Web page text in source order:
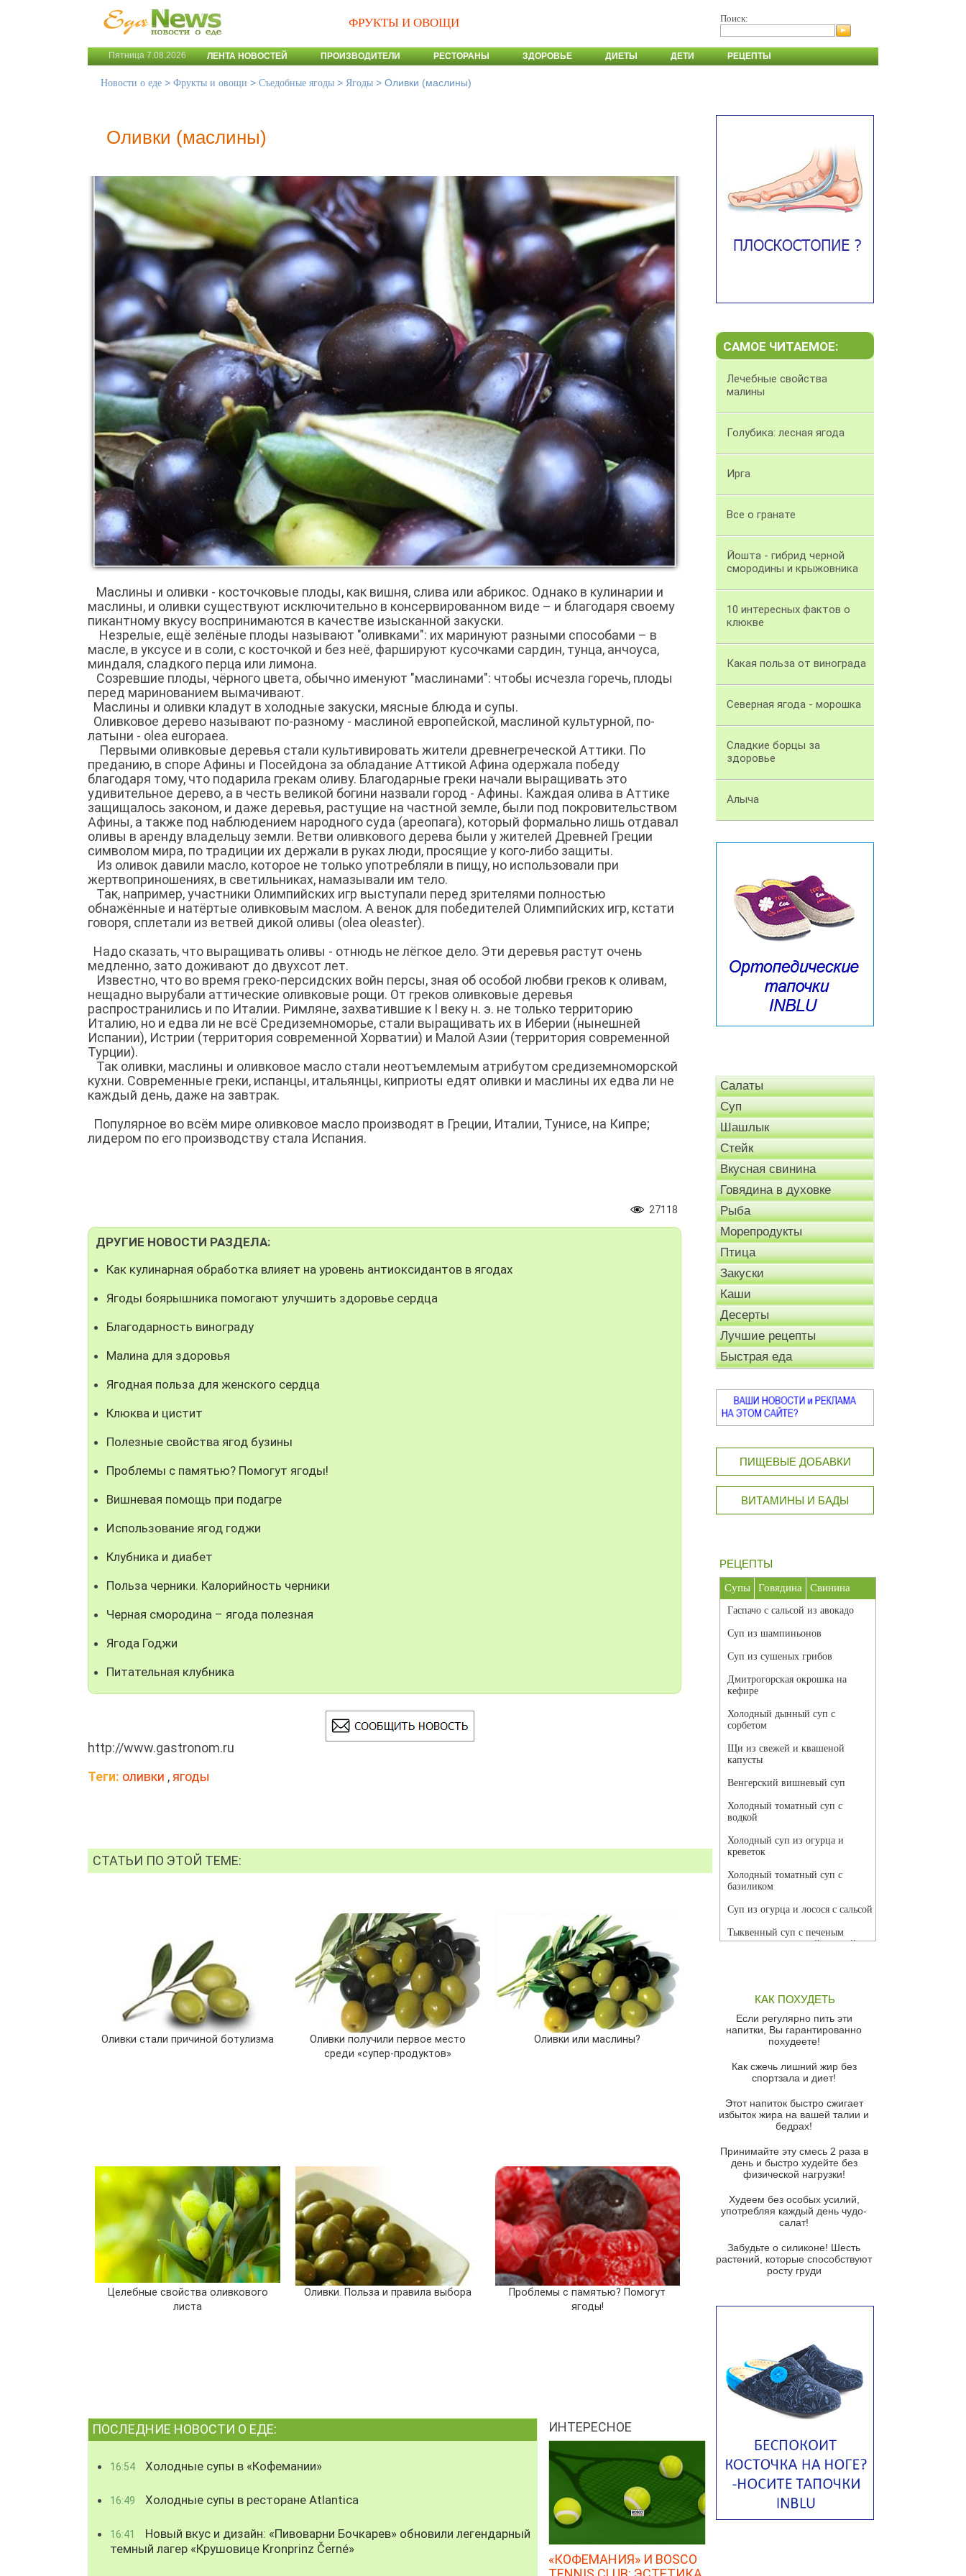
ФРУКТЫ И ОВОЩИ Поиск:
Пятница 7.08.2026 ЛЕНТА НОВОСТЕЙ ПРОИЗВОДИТЕЛИ РЕСТОРАНЫ ЗДОРОВЬЕ ДИЕТЫ ДЕТИ РЕЦЕПТЫ
Новости о еде > Фрукты и овощи > Съедобные ягоды > Ягоды > Оливки (маслины)
Оливки (маслины)
Маслины и оливки - косточковые плоды, как вишня, слива или абрикос. Однако в кулинарии и
маслины, и оливки существуют исключительно в консервированном виде – и благодаря своему
пикантному вкусу воспринимаются в качестве изысканной закуски.
Незрелые, ещё зелёные плоды называют "оливками": их маринуют разными способами – в
масле, в уксусе и в соли, с косточкой и без неё, фаршируют кусочками сардин, тунца, анчоуса,
миндаля, сладкого перца или лимона.
Созревшие плоды, чёрного цвета, обычно именуют "маслинами": чтобы исчезла горечь, плоды
перед маринованием вымачивают.
Маслины и оливки кладут в холодные закуски, мясные блюда и супы.
Оливковое дерево называют по-разному - маслиной европейской, маслиной культурной, по-
латыни - olea europaea.
Первыми оливковые деревья стали культивировать жители древнегреческой Аттики. По
преданию, в споре Афины и Посейдона за обладание Аттикой Афина одержала победу
благодаря тому, что подарила грекам оливу. Благодарные греки начали выращивать это
удивительное дерево, а в честь великой богини назвали город - Афины. Каждая олива в Аттике
защищалось законом, и даже деревья, растущие на частной земле, были под покровительством
Афины, а также под наблюдением народного суда (ареопага), который формально лишь отдавал
оливы в аренду владельцу земли. Ветви оливкового дерева были у жителей Древней Греции
символом мира, по традиции их держали в руках люди, просящие у кого-либо защиты.
Из оливок давили масло, которое не только употребляли в пищу, но использовали при
жертвоприношениях, в светильниках, намазывали им тело.
Так, например, участники Олимпийских игр выступали перед зрителями полностью
обнажённые и натёртые оливковым маслом. А венок для победителей Олимпийских игр, кстати
говоря, сплетали из ветвей дикой оливы (olea оleaster).
Надо сказать, что выращивать оливы - отнюдь не лёгкое дело. Эти деревья растут очень
медленно, зато доживают до двухсот лет.
Известно, что во время греко-персидских войн персы, зная об особой любви греков к оливам,
нещадно вырубали аттические оливковые рощи. От греков оливковые деревья
распространились и по Италии. Римляне, захватившие к I веку н. э. не только территорию
Италию, но и едва ли не всё Средиземноморье, стали выращивать их в Иберии (нынешней
Испании), Истрии (территория современной Хорватии) и Малой Азии (территория современной
Турции).
Так оливки, маслины и оливковое масло стали неотъемлемым атрибутом средиземноморской
кухни. Современные греки, испанцы, итальянцы, киприоты едят оливки и маслины их едва ли не
каждый день, даже на завтрак.
Популярное во всём мире оливковое масло производят в Греции, Италии, Тунисе, на Кипре;
лидером по его производству стала Испания.
27118
ДРУГИЕ НОВОСТИ РАЗДЕЛА:
Как кулинарная обработка влияет на уровень антиоксидантов в ягодах
Ягоды боярышника помогают улучшить здоровье сердца
Благодарность винограду
Малина для здоровья
Ягодная польза для женского сердца
Клюква и цистит
Полезные свойства ягод бузины
Проблемы с памятью? Помогут ягоды!
Вишневая помощь при подагре
Использование ягод годжи
Клубника и диабет
Польза черники. Калорийность черники
Черная смородина – ягода полезная
Ягода Годжи
Питательная клубника
http://www.gastronom.ru
Теги: оливки , ягоды
СТАТЬИ ПО ЭТОЙ ТЕМЕ:
Оливки стали причиной ботулизма
Оливки получили первое место
среди «супер-продуктов»
Оливки или маслины?
Целебные свойства оливкового
листа
Оливки. Польза и правила выбора
Проблемы с памятью? Помогут
ягоды!
ПОСЛЕДНИЕ НОВОСТИ О ЕДЕ:
16:54 Холодные супы в «Кофемании»
16:49 Холодные супы в ресторане Atlantica
16:41
Новый вкус и дизайн: «Пивоварни Бочкарев» обновили легендарный
темный лагер «Крушовице Kronprinz Černé»
ИНТЕРЕСНОЕ
«КОФЕМАНИЯ» И BOSCO
САМОЕ ЧИТАЕМОЕ:
Лечебные свойства
малины
Голубика: лесная ягода
Ирга
Все о гранате
Йошта - гибрид черной
смородины и крыжовника
10 интересных фактов о
клюкве
Какая польза от винограда
Северная ягода - морошка
Сладкие борцы за
здоровье
Алыча
Салаты
Суп
Шашлык
Стейк
Вкусная свинина
Говядина в духовке
Рыба
Морепродукты
Птица
Закуски
Каши
Десерты
Лучшие рецепты
Быстрая еда
ПИЩЕВЫЕ ДОБАВКИ
ВИТАМИНЫ И БАДЫ
РЕЦЕПТЫ
Супы Говядина Свинина
Гаспачо с сальсой из авокадо
Суп из шампиньонов
Суп из сушеных грибов
Дмитрогорская окрошка на
кефире
Холодный дынный суп с
сорбетом
Щи из свежей и квашеной
капусты
Венгерский вишневый суп
Холодный томатный суп с
водкой
Холодный суп из огурца и
креветок
Холодный томатный суп с
базиликом
Суп из огурца и лосося с сальсой
Тыквенный суп с печеным
чесноком и томатной сальсой
красного перца
Парижский луковый суп
Суп из спаржи и горошка с
Суп-крем из цветной капусты
Французский луковый суп
Суп из баклажанов с моцареллой
Грибной крем-суп с кростини с
козьим сыром
Суп мисо с зеленым луком и
тофу
из рукколы
Португальский чесночный суп с
Ирландский картофельный суп
Суп из пастернака
Пряный морковный суп во время
зимних холодов
Американский суп из красной
фасоли с сальсой гуакамоле
Острый чечевичный суп с
кремом из петрушки
Суп с лапшой рамен в
КАК ПОХУДЕТЬ
Если регулярно пить эти
напитки, Вы гарантированно
похудеете!
Как сжечь лишний жир без
спортзала и диет!
Этот напиток быстро сжигает
избыток жира на вашей талии и
бедрах!
Принимайте эту смесь 2 раза в
день и быстро худейте без
физической нагрузки!
Худеем без особых усилий,
употребляя каждый день чудо-
салат!
Забудьте о силиконе! Шесть
растений, которые способствуют
росту груди